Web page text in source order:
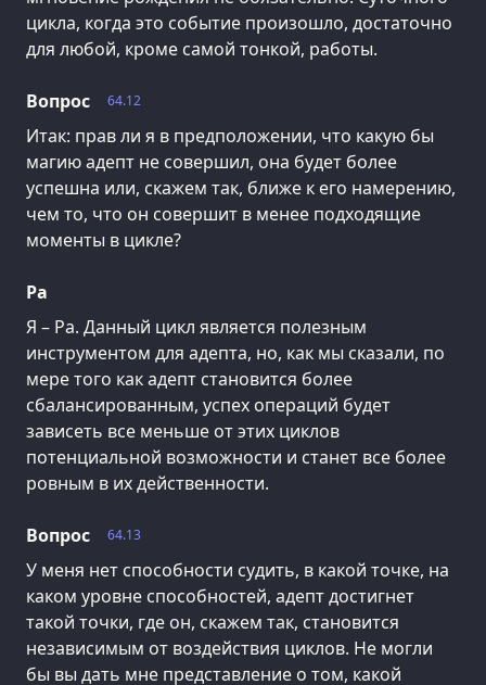
цикла, когда это событие произошло, достаточно
для любой, кроме самой тонкой, работы.
64.12
Вопрос
Итак: прав ли я в предположении, что какую бы
магию адепт не совершил, она будет более
успешна или, скажем так, ближе к его намерению,
чем то, что он совершит в менее подходящие
моменты в цикле?
Ра
Я – Ра. Данный цикл является полезным
инструментом для адепта, но, как мы сказали, по
мере того как адепт становится более
сбалансированным, успех операций будет
зависеть все меньше от этих циклов
потенциальной возможности и станет все более
ровным в их действенности.
64.13
Вопрос
У меня нет способности судить, в какой точке, на
каком уровне способностей, адепт достигнет
такой точки, где он, скажем так, становится
независимым от воздействия циклов. Не могли
бы вы дать мне представление о том, какой